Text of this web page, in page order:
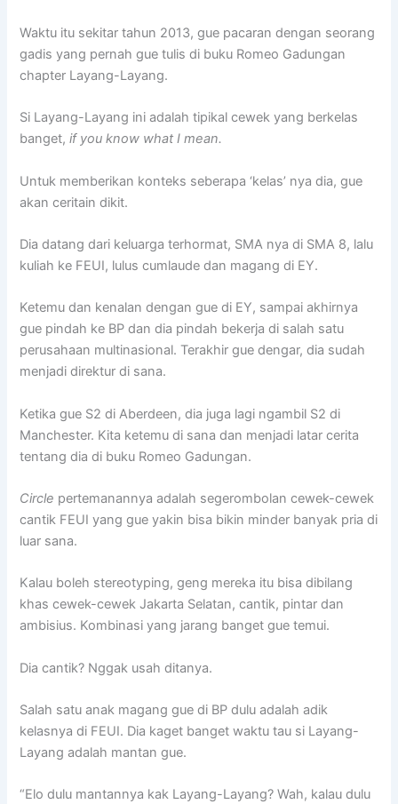
Waktu itu sekitar tahun 2013, gue pacaran dengan seorang
gadis yang pernah gue tulis di buku Romeo Gadungan
chapter Layang-Layang.
Si Layang-Layang ini adalah tipikal cewek yang berkelas
banget,if you know what I mean.
Untuk memberikan konteks seberapa ‘kelas’ nya dia, gue
akan ceritain dikit.
Dia datang dari keluarga terhormat, SMA nya di SMA 8, lalu
kuliah ke FEUI, lulus cumlaude dan magang di EY.
Ketemu dan kenalan dengan gue di EY, sampai akhirnya
gue pindah ke BP dan dia pindah bekerja di salah satu
perusahaan multinasional. Terakhir gue dengar, dia sudah
menjadi direktur di sana.
Ketika gue S2 di Aberdeen, dia juga lagi ngambil S2 di
Manchester. Kita ketemu di sana dan menjadi latar cerita
tentang dia di buku Romeo Gadungan.
Circle pertemanannya adalah segerombolan cewek-cewek
cantik FEUI yang gue yakin bisa bikin minder banyak pria di
luar sana.
Kalau boleh stereotyping, geng mereka itu bisa dibilang
khas cewek-cewek Jakarta Selatan, cantik, pintar dan
ambisius. Kombinasi yang jarang banget gue temui.
Dia cantik? Nggak usah ditanya.
Salah satu anak magang gue di BP dulu adalah adik
kelasnya di FEUI. Dia kaget banget waktu tau si Layang-
Layang adalah mantan gue.
“Elo dulu mantannya kak Layang-Layang? Wah, kalau dulu